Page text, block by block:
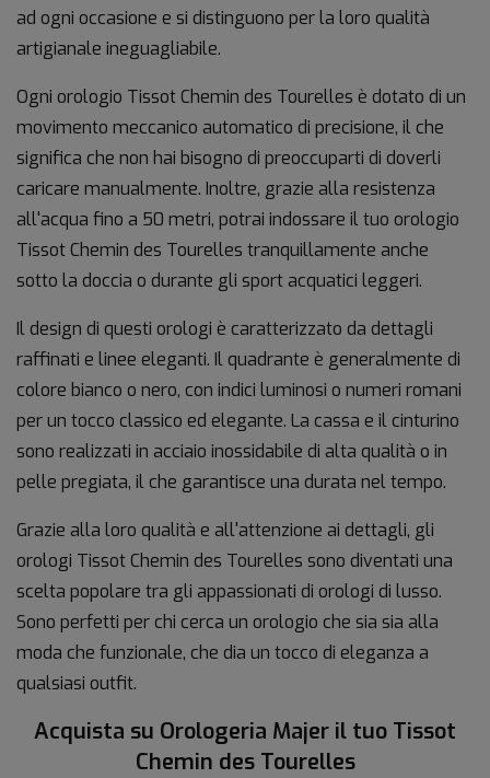
ad ogni occasione e si distinguono per la loro qualità
artigianale ineguagliabile.
Ogni orologio Tissot Chemin des Tourelles è dotato di un
movimento meccanico automatico di precisione, il che
significa che non hai bisogno di preoccuparti di doverli
caricare manualmente. Inoltre, grazie alla resistenza
all'acqua fino a 50 metri, potrai indossare il tuo orologio
Tissot Chemin des Tourelles tranquillamente anche
sotto la doccia o durante gli sport acquatici leggeri.
Il design di questi orologi è caratterizzato da dettagli
raffinati e linee eleganti. Il quadrante è generalmente di
colore bianco o nero, con indici luminosi o numeri romani
per un tocco classico ed elegante. La cassa e il cinturino
sono realizzati in acciaio inossidabile di alta qualità o in
pelle pregiata, il che garantisce una durata nel tempo.
Grazie alla loro qualità e all'attenzione ai dettagli, gli
orologi Tissot Chemin des Tourelles sono diventati una
scelta popolare tra gli appassionati di orologi di lusso.
Sono perfetti per chi cerca un orologio che sia sia alla
moda che funzionale, che dia un tocco di eleganza a
qualsiasi outfit.
Acquista su Orologeria Majer il tuo Tissot
Chemin des Tourelles